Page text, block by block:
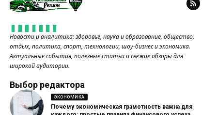
Новости и аналитика: здоровье, наука и образование, общество,
отдых, политика, спорт, технологии, шоу-бизнес и экономика.
Актуальные события, полезные статьи и свежие обзоры для
широкой аудитории.
Выбор редактора
ЭКОНОМИКА
Почему экономическая грамотность важна для